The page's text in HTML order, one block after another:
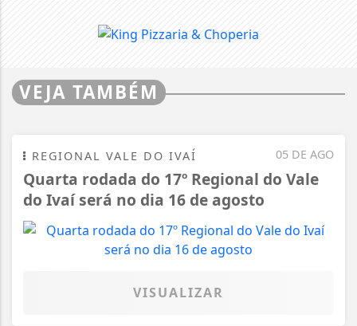
VEJA TAMBÉM
05 DE AGO
REGIONAL VALE DO IVAÍ
Quarta rodada do 17º Regional do Vale
do Ivaí será no dia 16 de agosto
VISUALIZAR